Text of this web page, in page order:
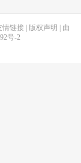
情链接 版权声明
| 由
号-2